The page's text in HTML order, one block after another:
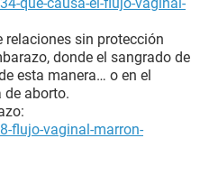
relaciones sin protección
donde el sangrado de
esta manera… o en el
de aborto.
flujo-vaginal-marron-